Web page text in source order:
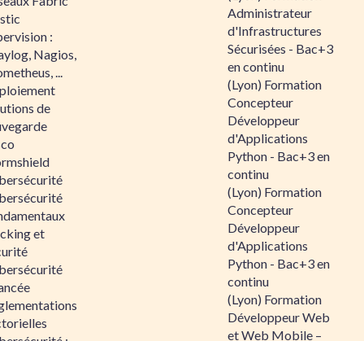
:
Nagios,
...
de
et
Administrateur
d'Infrastructures
Sécurisées - Bac+3
en continu
(Lyon) Formation
Concepteur
Développeur
d'Applications
Python - Bac+3 en
continu
(Lyon) Formation
Concepteur
Développeur
d'Applications
Python - Bac+3 en
continu
(Lyon) Formation
Développeur Web
et Web Mobile –